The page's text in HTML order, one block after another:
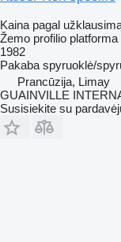
Kaina pagal
Žemo profilio
1982
Pakaba spyruoklė/
Prancūzija, Limay
GUAINVILLE
Susisiekite su